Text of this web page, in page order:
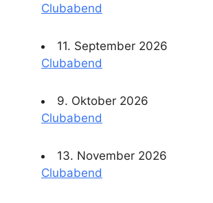
Clubabend
11. September 2026
Clubabend
9. Oktober 2026
Clubabend
13. November 2026
Clubabend